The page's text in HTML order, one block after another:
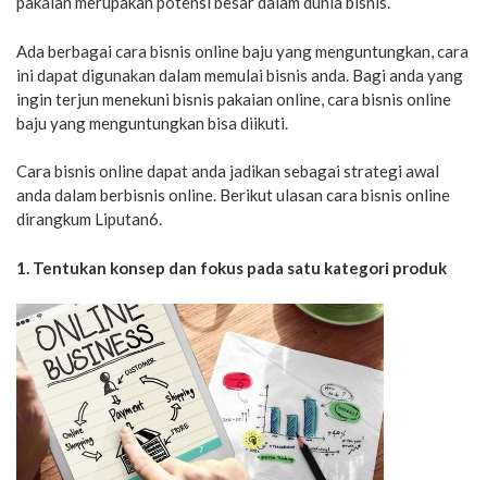
Ada berbagai cara bisnis online baju yang menguntungkan, cara
ini dapat digunakan dalam memulai bisnis anda. Bagi anda yang
ingin terjun menekuni bisnis pakaian online, cara bisnis online
baju yang menguntungkan bisa diikuti.
Cara bisnis online dapat anda jadikan sebagai strategi awal
anda dalam berbisnis online. Berikut ulasan cara bisnis online
dirangkum Liputan6.
1. Tentukan konsep dan fokus pada satu kategori produk